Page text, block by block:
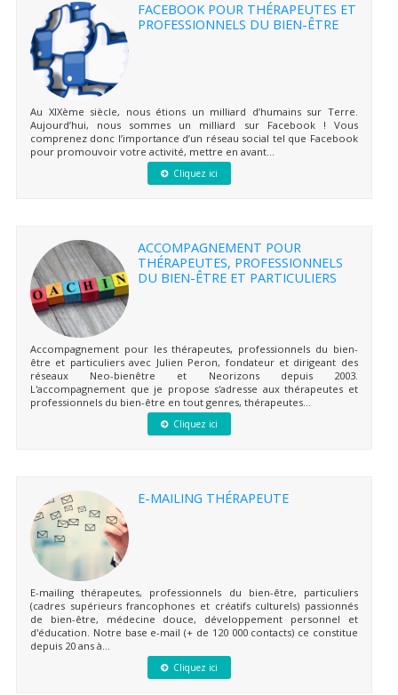
FACEBOOK POUR THÉRAPEUTES ET
PROFESSIONNELS DU BIEN-ÊTRE
Au XIXème siècle, nous étions un milliard d’humains sur Terre.
Aujourd’hui, nous sommes un milliard sur Facebook ! Vous
comprenez donc l’importance d’un réseau social tel que Facebook
pour promouvoir votre activité, mettre en avant...
Cliquez ici
ACCOMPAGNEMENT POUR
THÉRAPEUTES, PROFESSIONNELS
DU BIEN-ÊTRE ET PARTICULIERS
Accompagnement pour les thérapeutes, professionnels du bien-
être et particuliers avec Julien Peron, fondateur et dirigeant des
réseaux Neo-bienêtre et Neorizons depuis 2003.
L'accompagnement que je propose s'adresse aux thérapeutes et
professionnels du bien-être en tout genres, thérapeutes...
Cliquez ici
E-MAILING THÉRAPEUTE
E-mailing thérapeutes, professionnels du bien-être, particuliers
(cadres supérieurs francophones et créatifs culturels) passionnés
de bien-être, médecine douce, développement personnel et
d'éducation. Notre base e-mail (+ de 120 000 contacts) ce constitue
depuis 20 ans à...
Cliquez ici